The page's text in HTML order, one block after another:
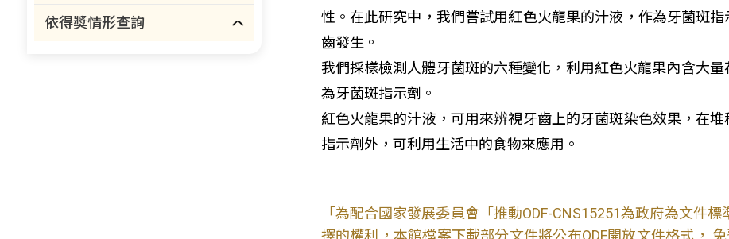
依得獎情形查詢
性。在此研究中，我們嘗試用紅色火龍果的汁液，作為牙菌斑
齒發生。
我們採樣檢測人體牙菌斑的六種變化，利用紅色火龍果內含大
為牙菌斑指示劑。
紅色火龍果的汁液，可用來辨視牙齒上的牙菌斑染色效果，在
指示劑外，可利用生活中的食物來應用。
「為配合國家發展委員會「推動ODF-CNS15251為政府為文件
擇的權利，本館檔案下載部分文件將公布ODF開放文件格式，